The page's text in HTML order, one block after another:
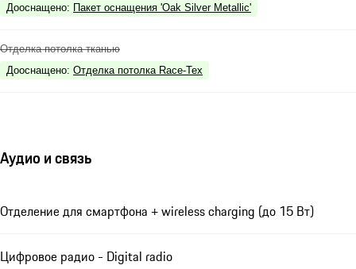
Дооснащено: Пакет оснащения 'Oak Silver Metallic'
Отделка потолка тканью
Дооснащено: Отделка потолка Race-Tex
Аудио и связь
Отделение для смартфона + wireless charging (до 15 Вт)
Цифровое радио - Digital radio